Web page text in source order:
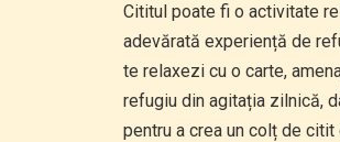
Cititul poate fi o activitate
adevărată experiență de
te relaxezi cu o carte,
refugiu din agitația zilnică,
pentru a crea un colț de